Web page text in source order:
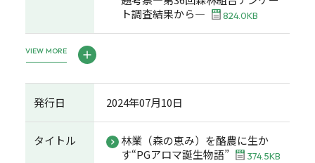
ト調査結果から―
824.0KB
VIEW MORE
発行日 2024年07月10日
タイトル
林業（森の恵み）を酪農に生か
す“PGアロマ誕生物語”
374.5KB